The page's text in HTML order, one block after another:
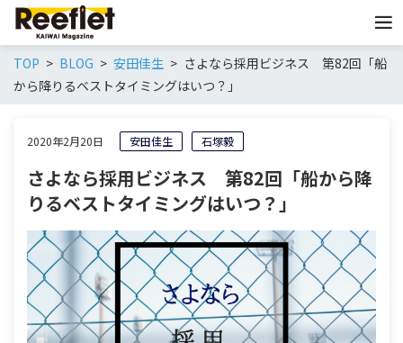
TOP BLOG 安田佳生
さよなら採用ビジネス 第82回「船
から降りるベストタイミングはいつ？」
2020年2月20日 安田佳生 石塚毅
さよなら採用ビジネス 第82回「船から降
りるベストタイミングはいつ？」